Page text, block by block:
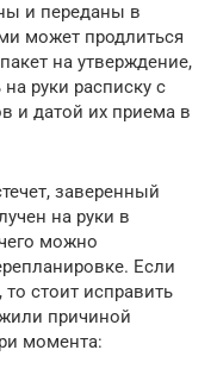
и переданы в
может продлиться
на утверждение,
руки расписку с
и датой их приема в
заверенный
на руки в
можно
Если
стоит исправить
причиной
момента: